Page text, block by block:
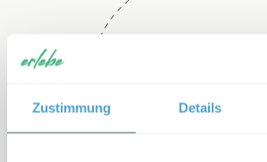
Zustimmung Details
+49 2151 3880 150